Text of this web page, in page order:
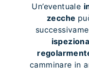
Un’eventuale
zecche
camminare in